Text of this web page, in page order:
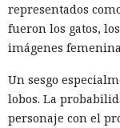
de 100 millones de
afectó a alrededor
y octubre de 2024.
bancarias,
la Administración
representados
fueron los gatos,
imágenes
Un sesgo
lobos. La
personaje con el